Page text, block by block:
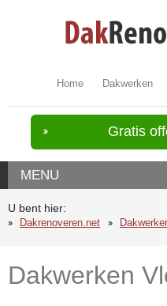
Home Dakwerken
Gratis
MENU
U bent hier:
Dakrenoveren.net
Dakwerken